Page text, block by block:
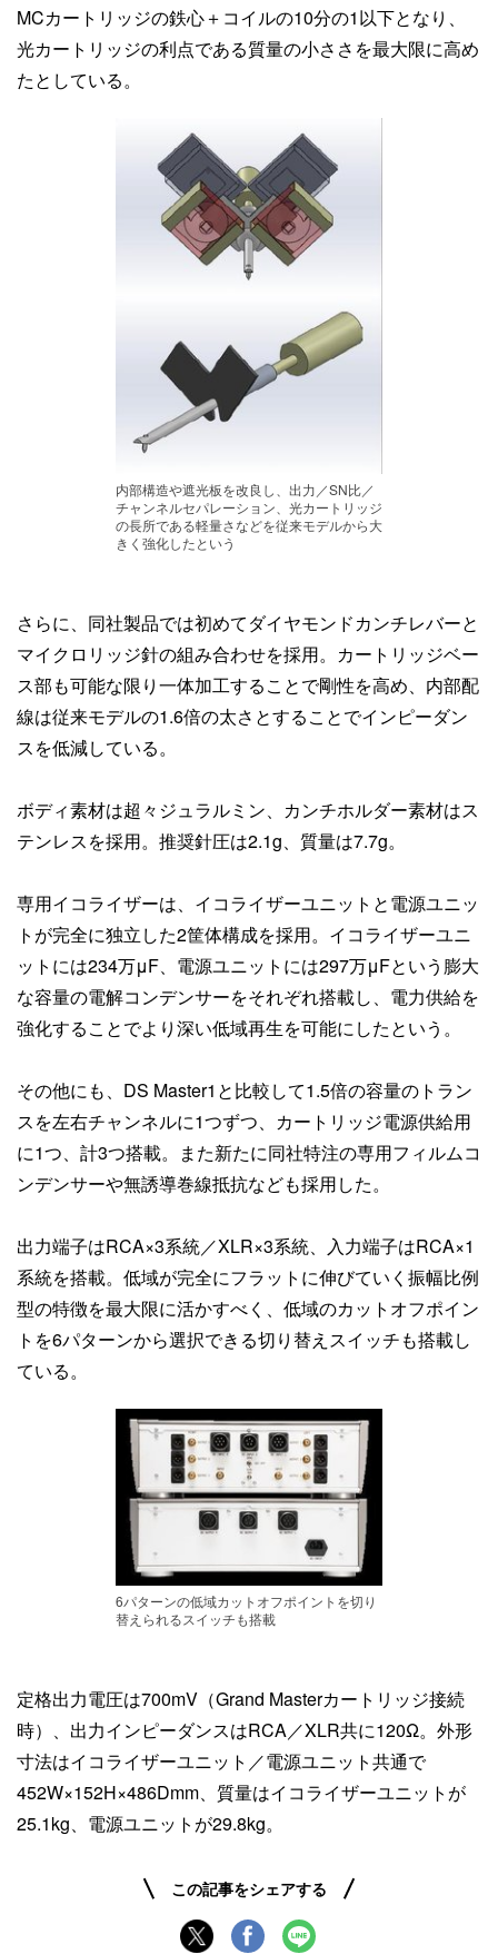
MCカートリッジの鉄心＋コイルの10分の1以下となり、
光カートリッジの利点である質量の小ささを最大限に高め
たとしている。
内部構造や遮光板を改良し、出力／SN比／
チャンネルセパレーション、光カートリッジ
の長所である軽量さなどを従来モデルから大
きく強化したという
さらに、同社製品では初めてダイヤモンドカンチレバーと
マイクロリッジ針の組み合わせを採用。カートリッジベー
ス部も可能な限り一体加工することで剛性を高め、内部配
線は従来モデルの1.6倍の太さとすることでインピーダン
スを低減している。
ボディ素材は超々ジュラルミン、カンチホルダー素材はス
テンレスを採用。推奨針圧は2.1g、質量は7.7g。
専用イコライザーは、イコライザーユニットと電源ユニッ
トが完全に独立した2筐体構成を採用。イコライザーユニ
ットには234万μF、電源ユニットには297万μFという膨大
な容量の電解コンデンサーをそれぞれ搭載し、電力供給を
強化することでより深い低域再生を可能にしたという。
その他にも、DS Master1と比較して1.5倍の容量のトラン
スを左右チャンネルに1つずつ、カートリッジ電源供給用
に1つ、計3つ搭載。また新たに同社特注の専用フィルムコ
ンデンサーや無誘導巻線抵抗なども採用した。
出力端子はRCA×3系統／XLR×3系統、入力端子はRCA×1
系統を搭載。低域が完全にフラットに伸びていく振幅比例
型の特徴を最大限に活かすべく、低域のカットオフポイン
トを6パターンから選択できる切り替えスイッチも搭載し
ている。
6パターンの低域カットオフポイントを切り
替えられるスイッチも搭載
定格出力電圧は700mV（Grand Masterカートリッジ接続
時）、出力インピーダンスはRCA／XLR共に120Ω。外形
寸法はイコライザーユニット／電源ユニット共通で
452W×152H×486Dmm、質量はイコライザーユニットが
25.1kg、電源ユニットが29.8kg。
この記事をシェアする